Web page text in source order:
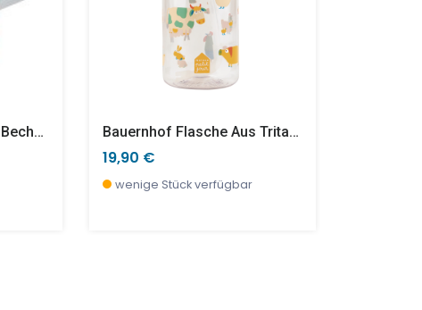
Tutti Frutti Blau Kleiner Becher Blau Tutti Frutti Bauernhof Flasche Aus Tritan 0,35 L
19,90 €
wenige Stück verfügbar